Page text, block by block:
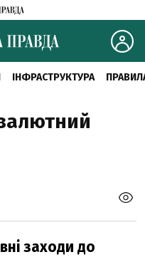
ІНФРАСТРУКТУРА
заходи до